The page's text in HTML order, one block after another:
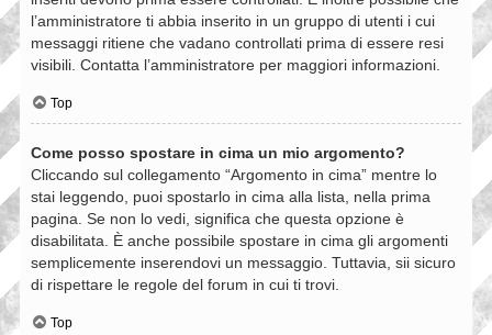
l’amministratore ti abbia inserito in un gruppo di utenti i cui
messaggi ritiene che vadano controllati prima di essere resi
visibili. Contatta l’amministratore per maggiori informazioni.
Top
Come posso spostare in cima un mio argomento?
Cliccando sul collegamento “Argomento in cima” mentre lo
stai leggendo, puoi spostarlo in cima alla lista, nella prima
pagina. Se non lo vedi, significa che questa opzione è
disabilitata. È anche possibile spostare in cima gli argomenti
semplicemente inserendovi un messaggio. Tuttavia, sii sicuro
di rispettare le regole del forum in cui ti trovi.
Top